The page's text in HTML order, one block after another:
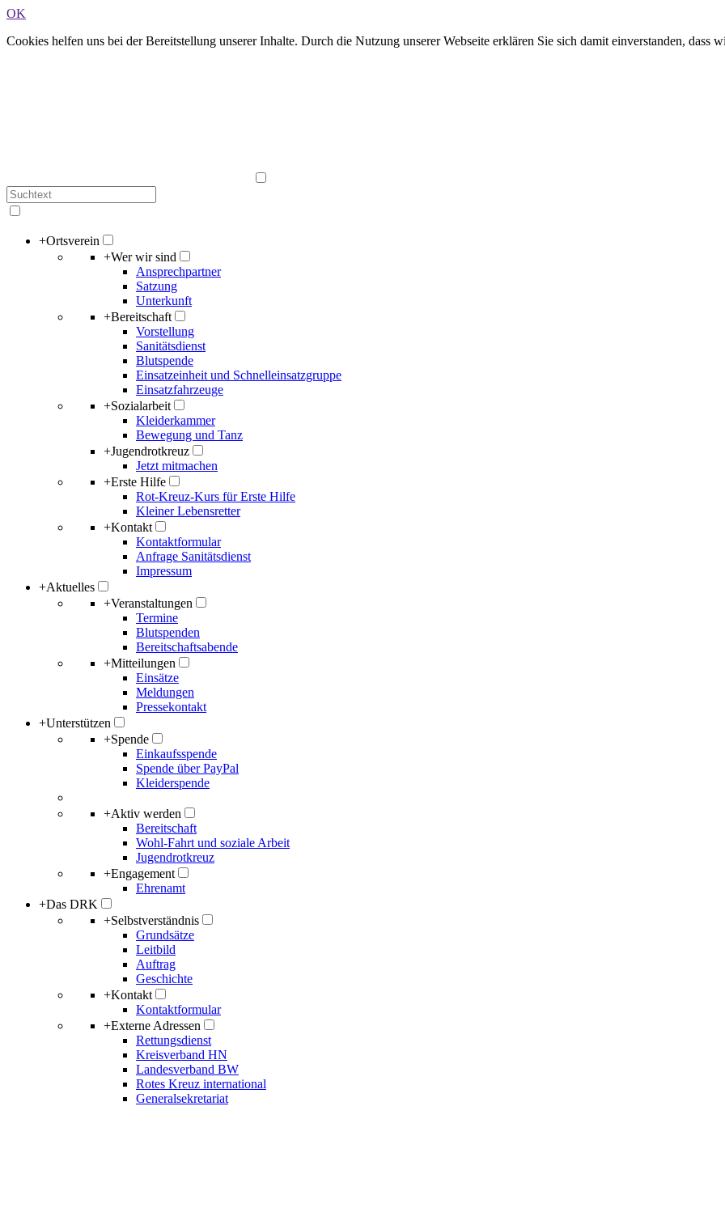
OK
Cookies helfen uns bei der Bereitstellung unserer Inhalte. Durch die Nutzung unserer Webseite erklären Sie sich damit einverstanden, dass
+Ortsverein
+Wer wir sind
Ansprechpartner
Satzung
Unterkunft
+Bereitschaft
Vorstellung
Sanitätsdienst
Blutspende
Einsatzeinheit und Schnelleinsatzgruppe
Einsatzfahrzeuge
+Sozialarbeit
Kleiderkammer
Bewegung und Tanz
+Jugendrotkreuz
Jetzt mitmachen
+Erste Hilfe
Rot-Kreuz-Kurs für Erste Hilfe
Kleiner Lebensretter
+Kontakt
Kontaktformular
Anfrage Sanitätsdienst
Impressum
+Aktuelles
+Veranstaltungen
Termine
Blutspenden
Bereitschaftsabende
+Mitteilungen
Einsätze
Meldungen
Pressekontakt
+Unterstützen
+Spende
Einkaufsspende
Spende über PayPal
Kleiderspende
+Aktiv werden
Bereitschaft
Wohl-Fahrt und soziale Arbeit
Jugendrotkreuz
+Engagement
Ehrenamt
+Das DRK
+Selbstverständnis
Grundsätze
Leitbild
Auftrag
Geschichte
+Kontakt
Kontaktformular
+Externe Adressen
Rettungsdienst
Kreisverband HN
Landesverband BW
Rotes Kreuz international
Generalsekretariat